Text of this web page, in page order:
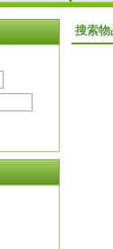
搜索物